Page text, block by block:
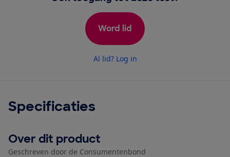
Word lid
Al lid? Log in
Specificaties
Over dit product
Geschreven door de Consumentenbond